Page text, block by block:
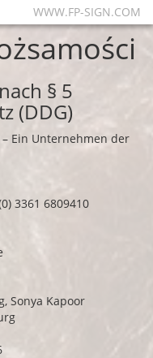
WWW.FP-SIGN.COM
§ 5
(DDG)
– Ein Unternehmen der
3361 6809410
Sonya Kapoor